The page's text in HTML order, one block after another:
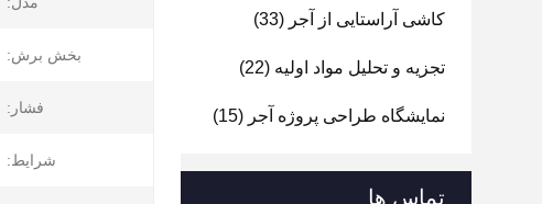
کاشی آراستایی از آجر (33)
تجزیه و تحلیل مواد اولیه (22)
نمایشگاه طراحی پروژه آجر (15)
تماس ها
بخش برش:
فشار:
شرایط: